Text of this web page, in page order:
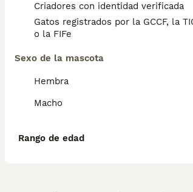
Criadores con identidad verificada
Gatos registrados por la GCCF, la
o la FIFe
Sexo de la mascota
Hembra
Macho
Rango de edad